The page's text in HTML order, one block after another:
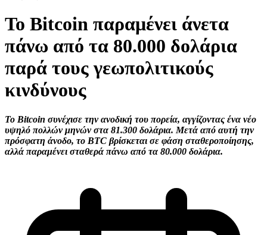
Το Bitcoin παραμένει άνετα
πάνω από τα 80.000 δολάρια
παρά τους γεωπολιτικούς
κινδύνους
Το Bitcoin συνέχισε την ανοδική του πορεία, αγγίζοντας ένα νέο
υψηλό πολλών μηνών στα 81.300 δολάρια. Μετά από αυτή την
πρόσφατη άνοδο, το BTC βρίσκεται σε φάση σταθεροποίησης,
αλλά παραμένει σταθερά πάνω από τα 80.000 δολάρια.